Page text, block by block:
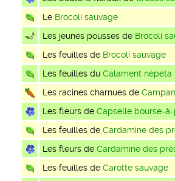
Le Brocoli sauvage
Les jeunes pousses de Brocoli
Les feuilles de Brocoli sauvage
Les feuilles du Calament népéta
Les racines charnues de
Les fleurs de Capselle bourse-
Les feuilles de Cardamine des
Les fleurs de Cardamine des
Les feuilles de Carotte sauvage